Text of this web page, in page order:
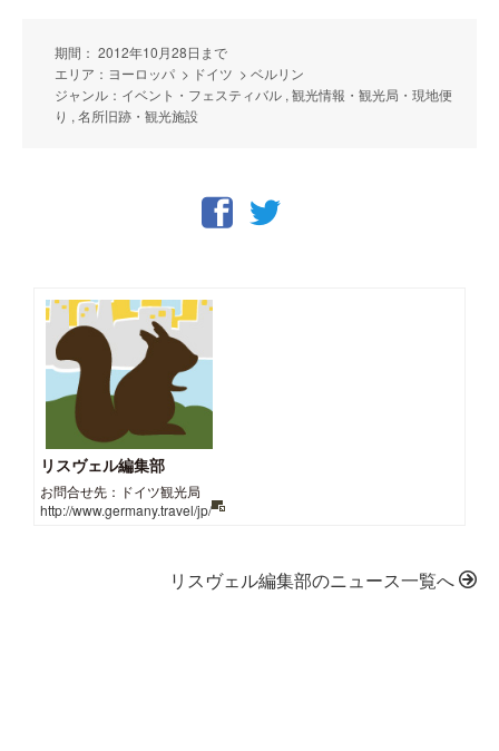
期間： 2012年10月28日まで
エリア：ヨーロッパ > ドイツ > ベルリン
ジャンル：イベント・フェスティバル , 観光情報・観光局・現地便
り , 名所旧跡・観光施設
リスヴェル編集部
お問合せ先：ドイツ観光局
http://www.germany.travel/jp/
リスヴェル編集部のニュース一覧へ